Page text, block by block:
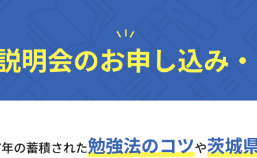
明会のお申し込み・
の蓄積された勉強法のコツや茨城